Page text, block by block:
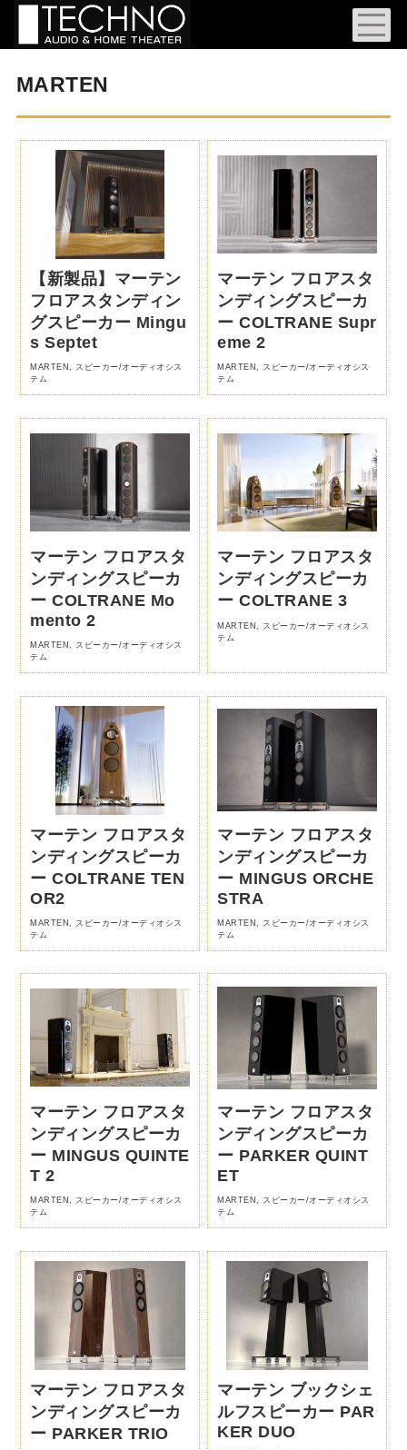
MARTEN
【新製品】マーテン
フロアスタンディン
グスピーカー Mingu
s Septet
MARTEN, スピーカー/オーディオシス
テム
マーテン フロアスタ
ンディングスピーカ
ー COLTRANE Supr
eme 2
MARTEN, スピーカー/オーディオシス
テム
マーテン フロアスタ
ンディングスピーカ
ー COLTRANE Mo
mento 2
MARTEN
スピーカー/オーディオシス
テム
マーテン フロアスタ
ンディングスピーカ
ー COLTRANE 3
MARTEN
スピーカー/オーディオシス
テム
マーテン フロアスタ
ンディングスピーカ
ー COLTRANE TEN
OR2
MARTEN
スピーカー/オーディオシス
テム
マーテン フロアスタ
ンディングスピーカ
ー MINGUS ORCHE
STRA
MARTEN
スピーカー/オーディオシス
テム
マーテン フロアスタ
ンディングスピーカ
ー MINGUS QUINTE
T 2
MARTEN, スピーカー/オーディオシス
テム
マーテン フロアスタ
ンディングスピーカ
ー PARKER QUINT
ET
MARTEN, スピーカー/オーディオシス
テム
マーテン フロアスタ
ンディングスピーカ
ー PARKER TRIO
マーテン ブックシェ
ルフスピーカー PAR
KER DUO